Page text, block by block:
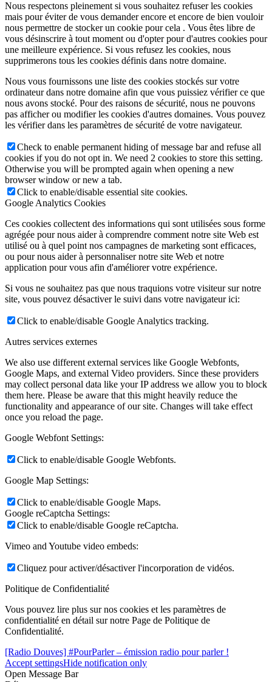
Nous respectons pleinement si vous souhaitez refuser les cookies
mais pour éviter de vous demander encore et encore de bien vouloir
nous permettre de stocker un cookie pour cela . Vous êtes libre de
vous désinscrire à tout moment ou d'opter pour d'autres cookies pour
une meilleure expérience. Si vous refusez les cookies, nous
supprimerons tous les cookies définis dans notre domaine.
Nous vous fournissons une liste des cookies stockés sur votre
ordinateur dans notre domaine afin que vous puissiez vérifier ce que
nous avons stocké. Pour des raisons de sécurité, nous ne pouvons
pas afficher ou modifier les cookies d'autres domaines. Vous pouvez
les vérifier dans les paramètres de sécurité de votre navigateur.
Check to enable permanent hiding of message bar and refuse all
cookies if you do not opt in. We need 2 cookies to store this setting.
Otherwise you will be prompted again when opening a new
browser window or new a tab.
Click to enable/disable essential site cookies.
Google Analytics Cookies
Ces cookies collectent des informations qui sont utilisées sous forme
agrégée pour nous aider à comprendre comment notre site Web est
utilisé ou à quel point nos campagnes de marketing sont efficaces,
ou pour nous aider à personnaliser notre site Web et notre
application pour vous afin d'améliorer votre expérience.
Si vous ne souhaitez pas que nous traquions votre visiteur sur notre
site, vous pouvez désactiver le suivi dans votre navigateur ici:
Click to enable/disable Google Analytics tracking.
Autres services externes
We also use different external services like Google Webfonts,
Google Maps, and external Video providers. Since these providers
may collect personal data like your IP address we allow you to block
them here. Please be aware that this might heavily reduce the
functionality and appearance of our site. Changes will take effect
once you reload the page.
Google Webfont Settings:
Click to enable/disable Google Webfonts.
Google Map Settings:
Click to enable/disable Google Maps.
Google reCaptcha Settings:
Click to enable/disable Google reCaptcha.
Vimeo and Youtube video embeds:
Cliquez pour activer/désactiver l'incorporation de vidéos.
Politique de Confidentialité
Vous pouvez lire plus sur nos cookies et les paramètres de
confidentialité en détail sur notre Page de Politique de
Confidentialité.
[Radio Douves] #PourParler – émission radio pour parler !
Accept settingsHide notification only
Open Message Bar